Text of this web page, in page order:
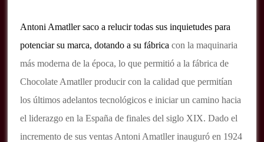
Antoni Amatller saco a relucir todas sus inquietudes para
potenciar su marca, dotando a su fábricacon la maquinaria
más moderna de la época, lo que permitió a la fábrica de
Chocolate Amatller producir con la calidad que permitían
los últimos adelantos tecnológicos e iniciar un camino hacia
el liderazgo en la España de finales del siglo XIX.Dado el
incremento de sus ventas Antoni Amatller inauguró en 1924